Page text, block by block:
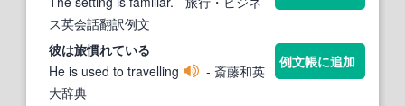
ス英会話翻訳例文
彼は旅慣れている
He is used to travelling
- 斎藤和英
大辞典
例文帳に追加